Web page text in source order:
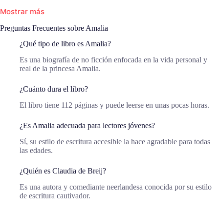
Mostrar más
Preguntas Frecuentes sobre Amalia
¿Qué tipo de libro es Amalia?
Es una biografía de no ficción enfocada en la vida personal y
real de la princesa Amalia.
¿Cuánto dura el libro?
El libro tiene 112 páginas y puede leerse en unas pocas horas.
¿Es Amalia adecuada para lectores jóvenes?
Sí, su estilo de escritura accesible la hace agradable para todas
las edades.
¿Quién es Claudia de Breij?
Es una autora y comediante neerlandesa conocida por su estilo
de escritura cautivador.